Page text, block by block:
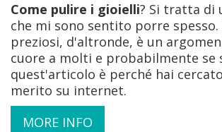
Come pulire i gioielli? Si tratta di
che mi sono sentito porre spesso.
preziosi, d'altronde, è un
cuore a molti e probabilmente se
quest'articolo è perché hai
merito su internet.
MORE INFO